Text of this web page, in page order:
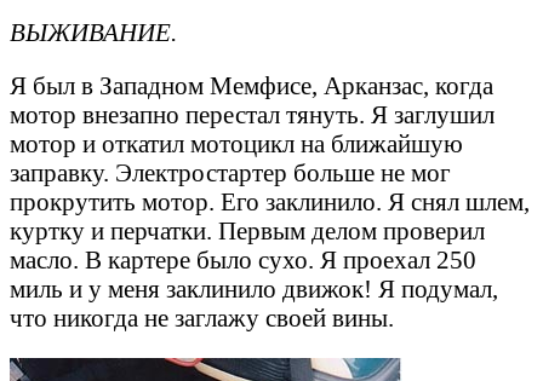
ВЫЖИВАНИЕ.
Я был в Западном Мемфисе, Арканзас, когда
мотор внезапно перестал тянуть. Я заглушил
мотор и откатил мотоцикл на ближайшую
заправку. Электростартер больше не мог
прокрутить мотор. Его заклинило. Я снял шлем,
куртку и перчатки. Первым делом проверил
масло. В картере было сухо. Я проехал 250
миль и у меня заклинило движок! Я подумал,
что никогда не заглажу своей вины.